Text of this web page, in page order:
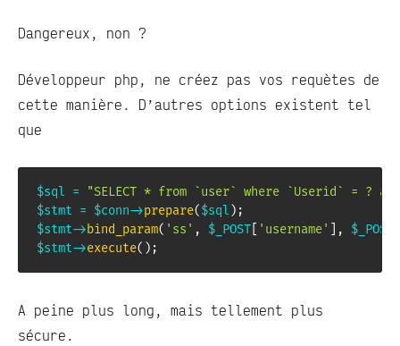
Dangereux, non ?
Développeur php, ne créez pas vos requètes de
cette manière. D’autres options existent tel
que
$sql = "SELECT * from `user` where `Userid` = ?
$stmt = $conn->prepare($sql) ;
$stmt->bind_param( 'ss' , $_POST[ 'username' ] , $_POST
$stmt->execute( ) ;
A peine plus long, mais tellement plus
sécure.